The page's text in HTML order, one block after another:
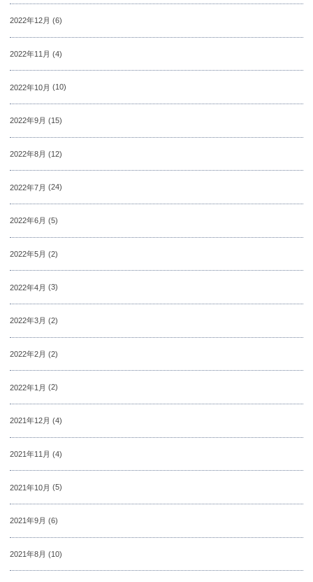
2022年12月 (6)
2022年11月 (4)
2022年10月 (10)
2022年9月 (15)
2022年8月 (12)
2022年7月 (24)
2022年6月 (5)
2022年5月 (2)
2022年4月 (3)
2022年3月 (2)
2022年2月 (2)
2022年1月 (2)
2021年12月 (4)
2021年11月 (4)
2021年10月 (5)
2021年9月 (6)
2021年8月 (10)